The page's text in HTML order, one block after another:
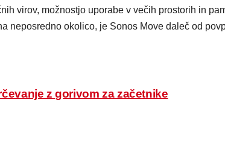
virov, možnostjo uporabe v večih prostorih in
neposredno okolico, je Sonos Move daleč od
z gorivom za začetnike